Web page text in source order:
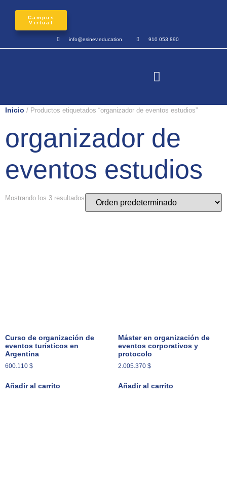
Campus
Virtual
info@esinev.education 910 053 890
Inicio / Productos etiquetados “organizador de eventos estudios”
organizador de
eventos estudios
Mostrando los 3 resultados
Curso de organización de
eventos turísticos en
Argentina
600.110 $
Añadir al carrito
Máster en organización de
eventos corporativos y
protocolo
2.005.370 $
Añadir al carrito